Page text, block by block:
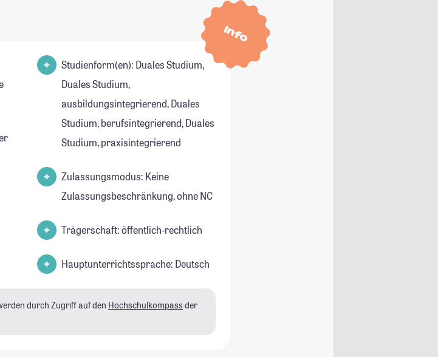
Info
Studienform(en): Duales Studium,
Duales Studium,
ausbildungsintegrierend, Duales
Studium, berufsintegrierend, Duales
Studium, praxisintegrierend
Zulassungsmodus: Keine
Zulassungsbeschränkung, ohne NC
Trägerschaft: öffentlich-rechtlich
Hauptunterrichtssprache: Deutsch
durch Zugriff auf den Hochschulkompass der